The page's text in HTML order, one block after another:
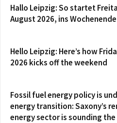
Hallo Leipzig: So startet
August 2026, ins Wochenende
Hello Leipzig: Here’s how
2026 kicks off the weekend
Fossil fuel energy policy is
energy transition: Saxony’s
energy sector is sounding the